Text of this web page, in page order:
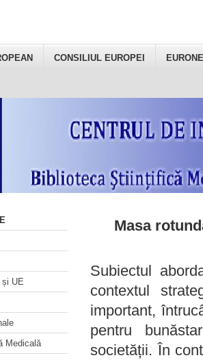
CONSILIUL EUROPEI
și UE
Medicală
Masa
Subiectul
contextul
important,
pentru
societății. În